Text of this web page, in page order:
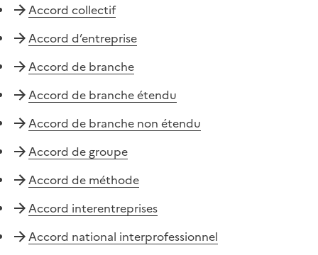
Accord collectif
Accord d’entreprise
Accord de branche
Accord de branche étendu
Accord de branche non étendu
Accord de groupe
Accord de méthode
Accord interentreprises
Accord national interprofessionnel